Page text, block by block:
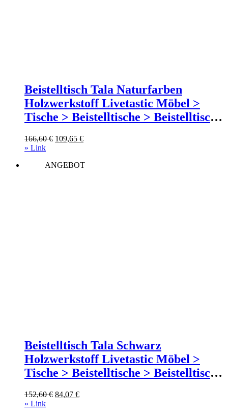
Beistelltisch Tala Naturfarben
Holzwerkstoff Livetastic Möbel >
Tische > Beistelltische > Beistelltische
166,60€ Ursprünglicher
166,60 €
109,65 €Aktueller
109,65 €.
» Link
ANGEBOT
Beistelltisch Tala Schwarz
Holzwerkstoff Livetastic Möbel >
Tische > Beistelltische > Beistelltische
152,60€ Ursprünglicher
84,07 €Aktueller
» Link